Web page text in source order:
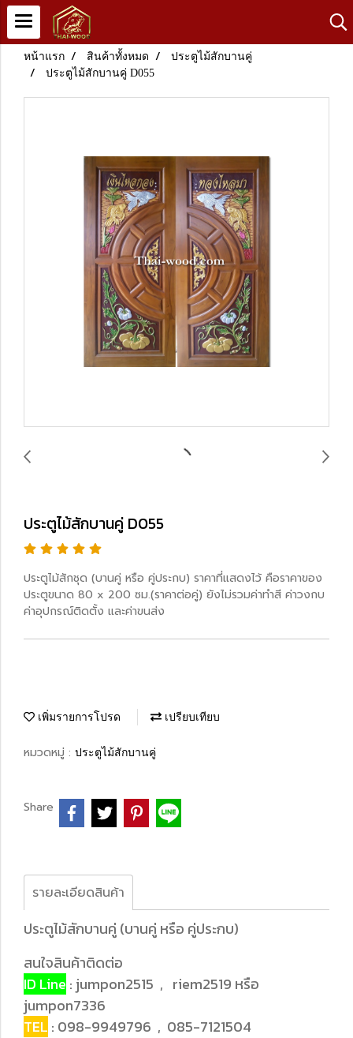
หน้าแรก สินค้าทั้งหมด
ประตูไม้สักบานคู่
ประตูไม้สักบานคู่ D055
ประตูไม้สักบานคู่ D055
ประตูไม้สักชุด (บานคู่ หรือ คู่ประกบ) ราคาที่แสดงไว้ คือราคาของ
ประตูขนาด 80 x 200 ซม.(ราคาต่อคู่) ยังไม่รวมค่าทำสี ค่าวงกบ
ค่าอุปกรณ์ติดตั้ง และค่าขนส่ง
เพิ่มรายการโปรด เปรียบเทียบ
หมวดหมู่ : ประตูไม้สักบานคู่
Share
รายละเอียดสินค้า
ประตูไม้สักบานคู่ (บานคู่ หรือ คู่ประกบ)
สนใจสินค้าติดต่อ
ID Line : jumpon2515 , riem2519 หรือ
jumpon7336
TEL : 098-9949796 , 085-7121504